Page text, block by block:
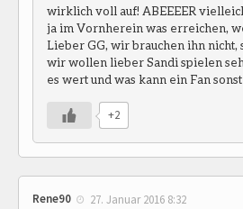
wirklich voll auf! ABEEEER
ja im Vornherein was erreichen,
Lieber GG, wir brauchen ihn nicht,
wir wollen lieber Sandi spielen
es wert und was kann ein Fan
+2
Rene90 27. Januar 2016 8:32